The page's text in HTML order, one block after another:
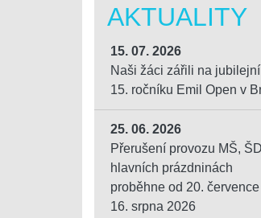
AKTUALITY
15. 07. 2026
Naši žáci zářili na
15. ročníku Emil Open v
25. 06. 2026
Přerušení provozu MŠ,
hlavních prázdninách
proběhne od 20.
16. srpna 2026